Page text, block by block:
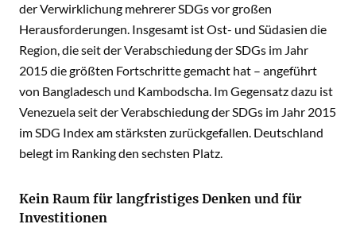
der Verwirklichung mehrerer SDGs vor großen
Herausforderungen. Insgesamt ist Ost- und Südasien die
Region, die seit der Verabschiedung der SDGs im Jahr
2015 die größten Fortschritte gemacht hat – angeführt
von Bangladesch und Kambodscha. Im Gegensatz dazu ist
Venezuela seit der Verabschiedung der SDGs im Jahr 2015
im SDG Index am stärksten zurückgefallen. Deutschland
belegt im Ranking den sechsten Platz.
Kein Raum für langfristiges Denken und für
Investitionen